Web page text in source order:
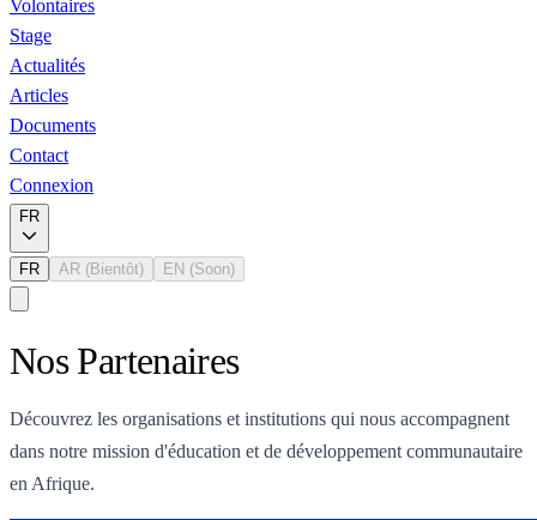
Volontaires
Stage
Actualités
Articles
Documents
Contact
Connexion
FR
FR AR (Bientôt) EN (Soon)
Nos Partenaires
Découvrez les organisations et institutions qui nous accompagnent
dans notre mission d'éducation et de développement communautaire
en Afrique.